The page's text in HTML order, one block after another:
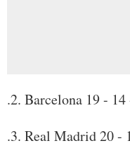
.2. Barcelona 19 -
.3. Real Madrid 20 -